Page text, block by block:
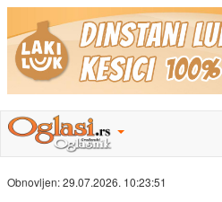
Obnovljen:29.07.2026. 10:23:51